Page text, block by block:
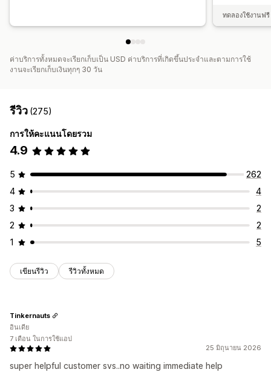
ทดลองใช้งานฟ
ค่าบริการทั้งหมดจะเรียกเก็บเป็น USD ค่าบริการที่เกิดขึ้นประจำและตามการใช้
งานจะเรียกเก็บเงินทุกๆ 30 วัน
รีวิว (275)
การให้คะแนนโดยรวม
4.9
5
262
4
4
3
2
2
2
1
5
เขียนรีวิว รีวิวทั้งหมด
25 มิถุนายน 2026
super helpful customer svs..no waiting immediate help
Tinkernauts
อินเดีย
7 เดือน ในการใช้แอป